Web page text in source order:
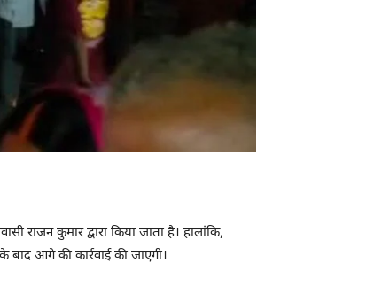
राजन कुमार द्वारा किया जाता है। हालांकि,
आगे की कार्रवाई की जाएगी।